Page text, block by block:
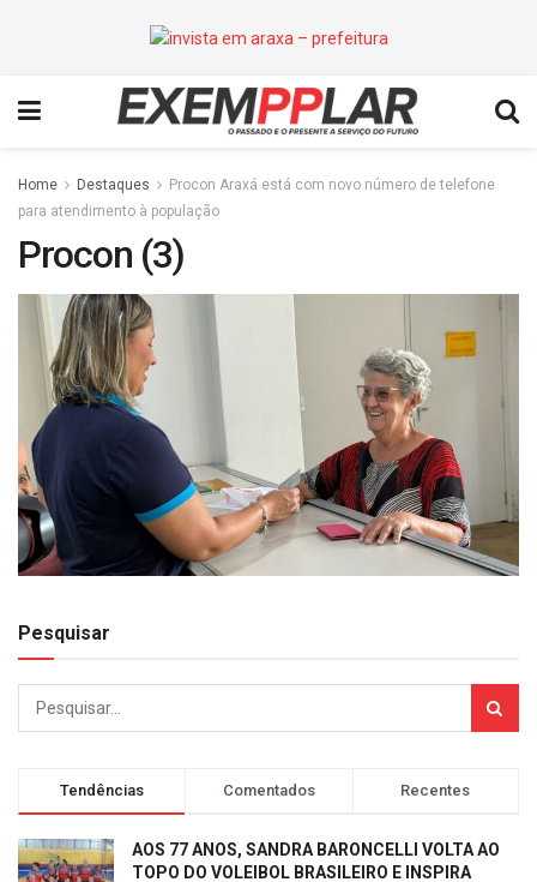
Home Destaques
Procon Araxá está com novo número de telefone
para atendimento à população
Procon (3)
Pesquisar
Tendências Comentados Recentes
AOS 77 ANOS, SANDRA BARONCELLI VOLTA AO
TOPO DO VOLEIBOL BRASILEIRO E INSPIRA